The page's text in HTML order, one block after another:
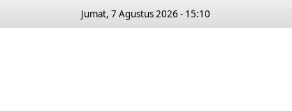
Jumat, 7 Agustus 2026 - 15:10